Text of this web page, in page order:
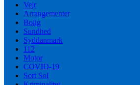
Vejr
Arrangementer
Bolig
Sundhed
Syddanmark
112
Motor
COVID-19
Sort Sol